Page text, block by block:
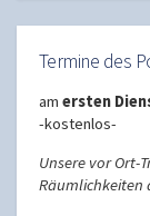
Termine des
am ersten
-kostenlos-
Unsere vor Ort-
Räumlichkeiten